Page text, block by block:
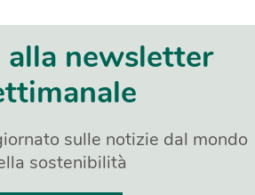
newsletter
sulle notizie dal mondo
sostenibilità